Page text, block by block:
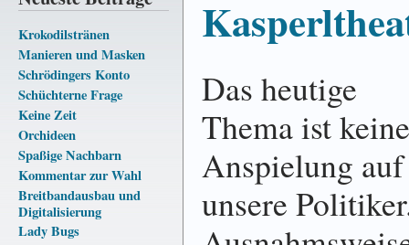
Krokodilstränen
Manieren und Masken
Schrödingers Konto
Schüchterne Frage
Keine Zeit
Orchideen
Spaßige Nachbarn
Kommentar zur Wahl
Breitbandausbau und
Digitalisierung
Lady Bugs
Das heutige
Thema ist keine
Anspielung auf
unsere